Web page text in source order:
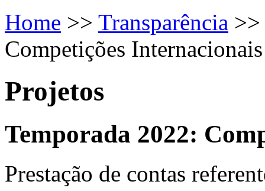
Home >> Transparência
Competições Internacionais
Projetos
Temporada 2022:
Prestação de contas